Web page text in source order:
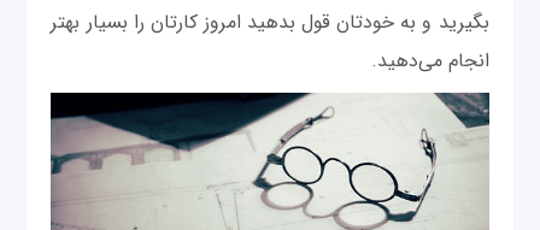
بگیرید و به خودتان قول بدهید امروز کارتان را بسیار بهتر
انجام می‌دهید.